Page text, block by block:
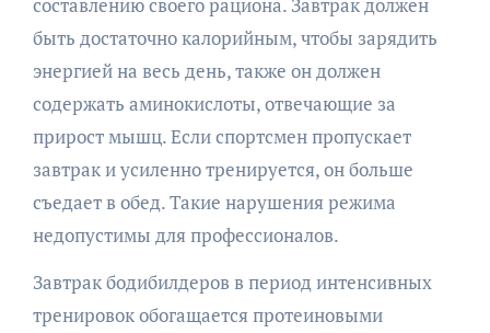
быть достаточно калорийным, чтобы зарядить
энергией на весь день, также он должен
содержать аминокислоты, отвечающие за
прирост мышц. Если спортсмен пропускает
завтрак и усиленно тренируется, он больше
съедает в обед. Такие нарушения режима
недопустимы для профессионалов.
Завтрак бодибилдеров в период интенсивных
тренировок обогащается протеиновыми